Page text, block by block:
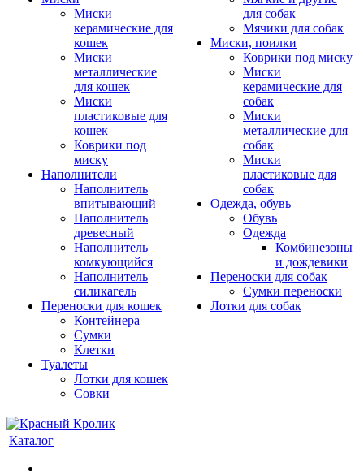
Миски
керамические для
кошек
Миски
металлические
для кошек
Миски
пластиковые для
кошек
Коврики под
миску
Наполнители
Наполнитель
впитывающий
Наполнитель
древесный
Наполнитель
комкующийся
Наполнитель
силикагель
Переноски для кошек
Контейнера
Сумки
Клетки
Туалеты
Лотки для кошек
Совки
для собак
Мячики для собак
Миски, поилки
Коврики под миску
Миски
керамические для
собак
Миски
металлические для
собак
Миски
пластиковые для
собак
Одежда, обувь
Обувь
Одежда
Комбинезоны
и дождевики
Переноски для собак
Сумки переноски
Лотки для собак
Каталог